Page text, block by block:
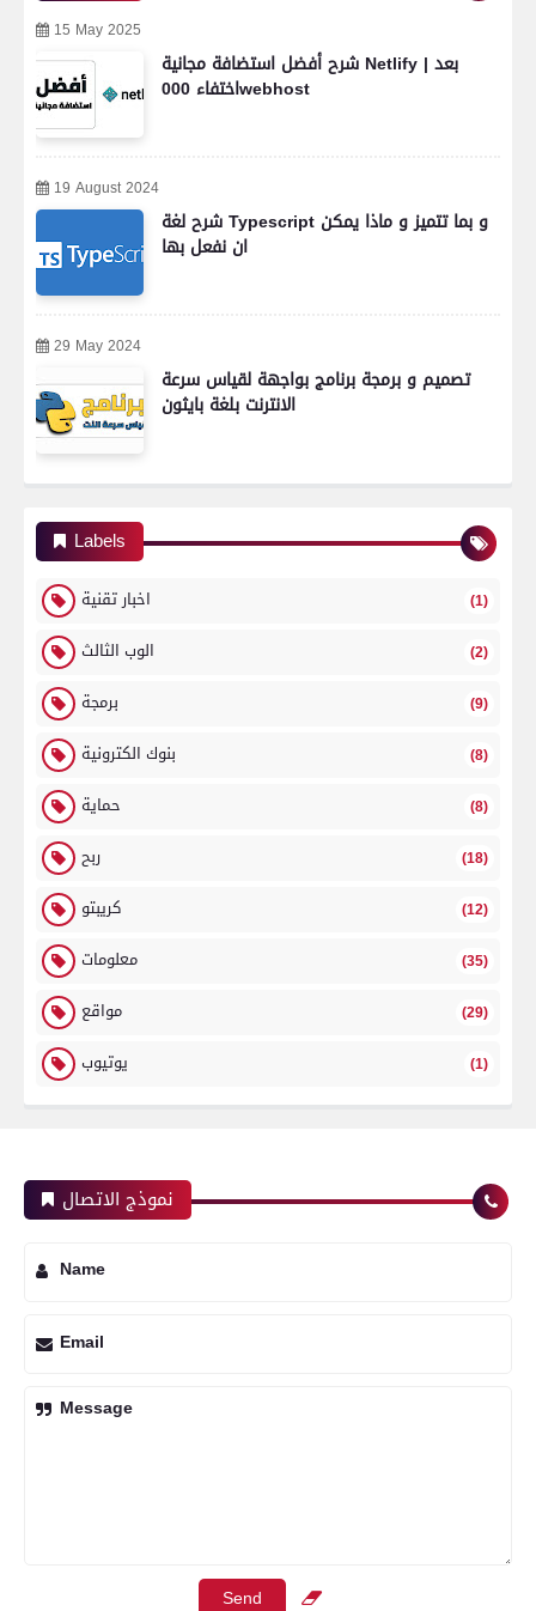
15 May 2025
شرح أفضل استضافة مجانية Netlify | بعد
اختفاء 000webhost
19 August 2024
شرح لغة Typescript و بما تتميز و ماذا يمكن
ان نفعل بها
29 May 2024
تصميم و برمجة برنامج بواجهة لقياس سرعة
الانترنت بلغة بايثون
Labels
اخبار تقنية (1)
الوب الثالث (2)
برمجة (9)
بنوك الكترونية (8)
حماية (8)
ربح (18)
كريبتو (12)
معلومات (35)
مواقع (29)
يوتيوب (1)
نموذج الاتصال
Name
Email
Message